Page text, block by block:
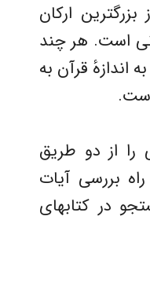
ارکان
است. هر چند
اندازهٔ قرآن به
را از دو طریق
بررسی آیات
در کتابهای